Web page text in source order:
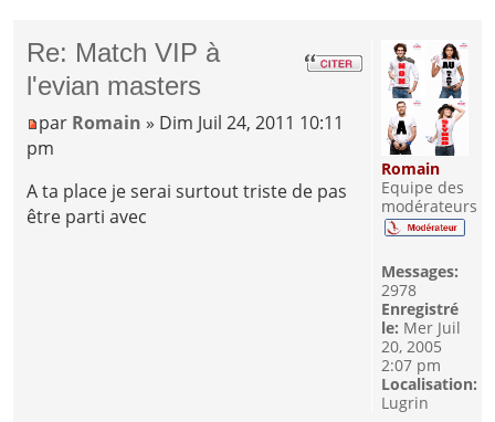
Re: Match VIP à
l'evian masters
par Romain » Dim Juil 24, 2011 10:11
pm
A ta place je serai surtout triste de pas
être parti avec
Romain
Equipe des
modérateurs
Messages:
2978
Enregistré
le: Mer Juil
20, 2005
2:07 pm
Localisation:
Lugrin